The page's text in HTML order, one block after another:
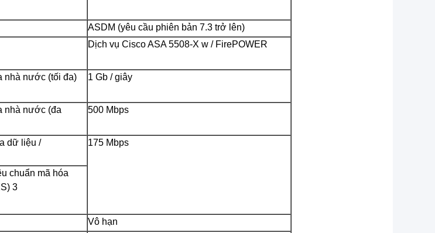
ASDM (yêu cầu phiên bản 7.3 trở lên)
Dịch vụ Cisco ASA 5508-X w / FirePOWER
nhà nước (tối đa) 1 Gb / giây
nhà nước (đa
500 Mbps
dữ liệu / 175 Mbps
chuẩn mã hóa
3
Vô hạn